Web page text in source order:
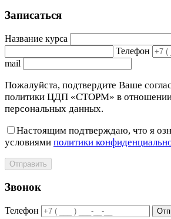
Записаться
Название курса
Телефон
mail
Пожалуйста, подтвердите Ваше
политики ЦДП «СТОРМ» в отношении
персональных данных.
Настоящим подтверждаю, что я
условиями политики
Отправить
Звонок
Телефон